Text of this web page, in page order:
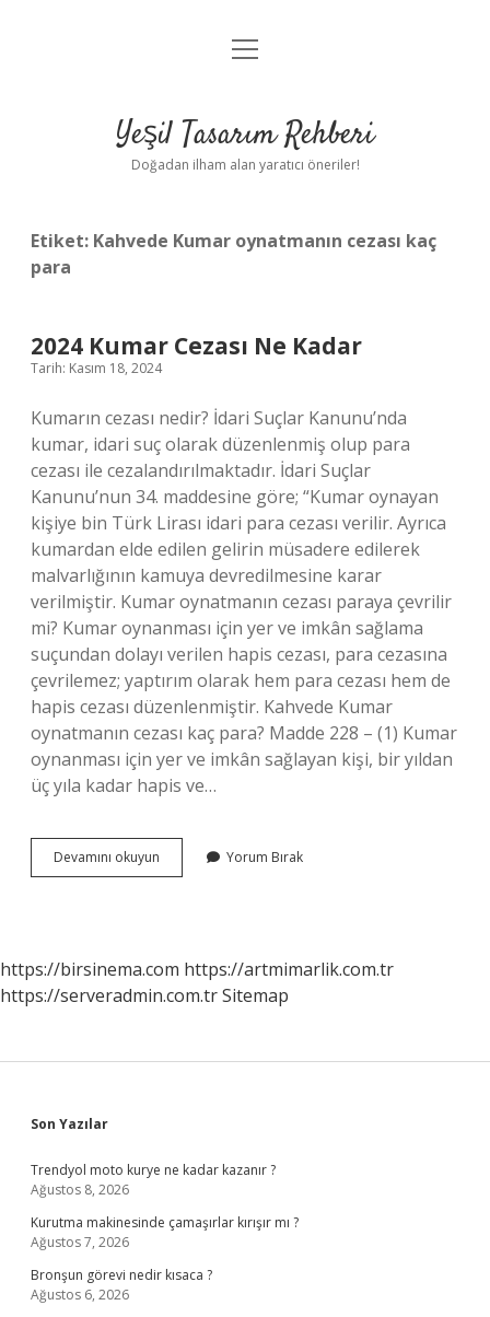
Anasayfa
Yasal Uyarı
menüyü
Yeşil Tasarım Rehberi
Doğadan ilham alan yaratıcı öneriler!
Etiket: Kahvede Kumar oynatmanın cezası kaç
para
2024 Kumar Cezası Ne Kadar
Tarih: Kasım 18, 2024
Kumarın cezası nedir? İdari Suçlar Kanunu’nda
kumar, idari suç olarak düzenlenmiş olup para
cezası ile cezalandırılmaktadır. İdari Suçlar
Kanunu’nun 34. maddesine göre; “Kumar oynayan
kişiye bin Türk Lirası idari para cezası verilir. Ayrıca
kumardan elde edilen gelirin müsadere edilerek
malvarlığının kamuya devredilmesine karar
verilmiştir. Kumar oynatmanın cezası paraya çevrilir
mi? Kumar oynanması için yer ve imkân sağlama
suçundan dolayı verilen hapis cezası, para cezasına
çevrilemez; yaptırım olarak hem para cezası hem de
hapis cezası düzenlenmiştir. Kahvede Kumar
oynatmanın cezası kaç para? Madde 228 – (1) Kumar
oynanması için yer ve imkân sağlayan kişi, bir yıldan
üç yıla kadar hapis ve…
Devamını okuyun
Kumar
Yorum Bırak
https://birsinema.com https://artmimarlik.com.tr
https://serveradmin.com.trSitemap
Sidebar
Son Yazılar
Trendyol moto kurye ne kadar kazanır ?
Ağustos 8, 2026
Kurutma makinesinde çamaşırlar kırışır mı ?
Ağustos 7, 2026
Bronşun görevi nedir kısaca ?
Ağustos 6, 2026